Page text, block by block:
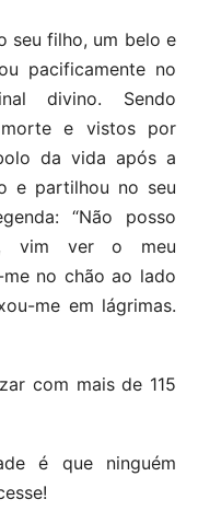
seu filho, um belo e
pacificamente no
divino. Sendo
morte e vistos por
da vida após a
e partilhou no seu
“Não posso
vim ver o meu
no chão ao lado
me em lágrimas.
com mais de 115
é que ninguém